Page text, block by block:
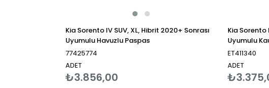
Kia Sorento IV SUV, XL, Hibrit 2020+ Sonrası
Uyumulu Havuzlu Paspas
77425774
ADET
₺3.856,00
Kia Sorento
Uyumulu
ET411340
ADET